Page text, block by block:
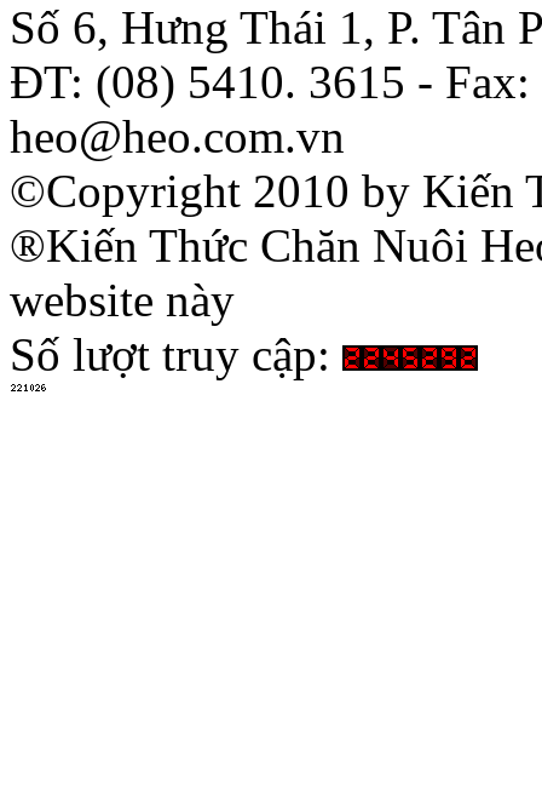
Số 6, Hưng Thái 1, P. Tân
ĐT: (08) 5410. 3615 -
heo@heo.com.vn
©Copyright 2010 by Kiến
®Kiến Thức Chăn Nuôi
website này
Số lượt truy cập: